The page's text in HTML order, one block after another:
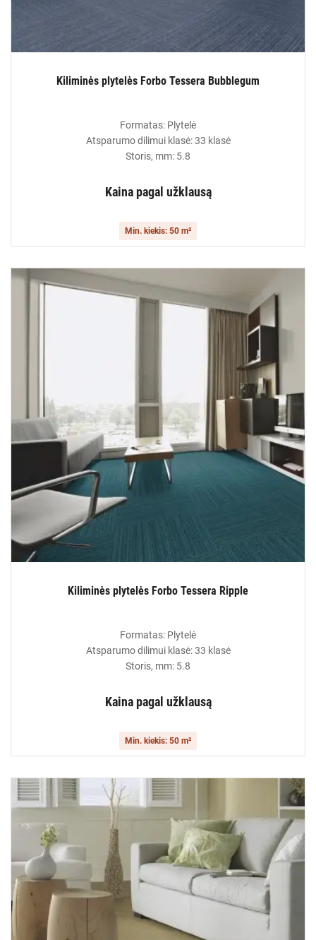
Kiliminės plytelės Forbo Tessera Bubblegum
Formatas: Plytelė
Atsparumo dilimui klasė: 33 klasė
Storis, mm: 5.8
Kaina pagal užklausą
Min. kiekis: 50 m²
Kiliminės plytelės Forbo Tessera Ripple
Formatas: Plytelė
Atsparumo dilimui klasė: 33 klasė
Storis, mm: 5.8
Kaina pagal užklausą
Min. kiekis: 50 m²